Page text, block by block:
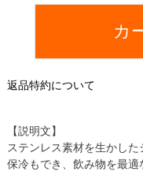
カ
返品特約について
【説明文】
ステンレス素材を生かし
保冷もでき、飲み物を最適